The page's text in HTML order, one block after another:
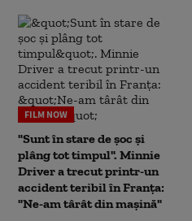
FILM NOW
"Sunt în stare de șoc și
plâng tot timpul". Minnie
Driver a trecut printr-un
accident teribil în Franța:
"Ne-am târât din mașină"